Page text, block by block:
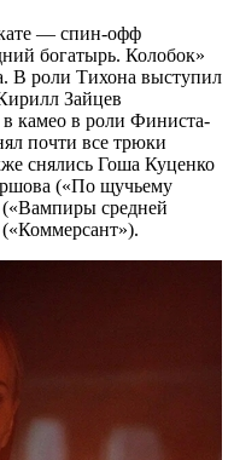
— спин-офф
богатырь. Колобок»
В роли Тихона выступил
Зайцев
камео в роли Финиста-
почти все трюки
снялись Гоша Куценко
(«По щучьему
средней